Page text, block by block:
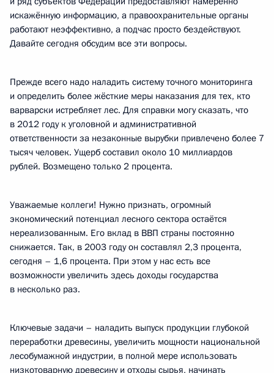
искажённую информацию, а правоохранительные органы
работают неэффективно, а подчас просто бездействуют.
Давайте сегодня обсудим все эти вопросы.
Прежде всего надо наладить систему точного мониторинга
и определить более жёсткие меры наказания для тех, кто
варварски истребляет лес. Для справки могу сказать, что
в 2012 году к уголовной и административной
ответственности за незаконные вырубки привлечено более 7
тысяч человек. Ущерб составил около 10 миллиардов
рублей. Возмещено только 2 процента.
Уважаемые коллеги! Нужно признать, огромный
экономический потенциал лесного сектора остаётся
нереализованным. Его вклад в ВВП страны постоянно
снижается. Так, в 2003 году он составлял 2,3 процента,
сегодня – 1,6 процента. При этом у нас есть все
возможности увеличить здесь доходы государства
в несколько раз.
Ключевые задачи – наладить выпуск продукции глубокой
переработки древесины, увеличить мощности национальной
лесобумажной индустрии, в полной мере использовать
низкотоварную древесину и отходы сырья, начинать